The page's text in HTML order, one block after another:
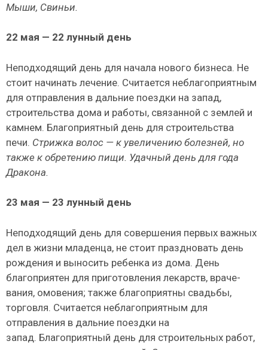
Мыши, Свиньи.
22 мая — 22 лунный день
Неподходящий день для начала нового бизне­са. Не
стоит начинать лечение. Считается неблагоприятным
для отправления в дальние поездки на запад,
строительства дома и работы, связанной с землей и
камнем. Благоприятный день для строительства
печи. Стрижка волос — к увеличению болезней, но
также к обре­тению пищи. Удачный день для года
Дракона.
23 мая — 23 лунный день
Неподходящий день для совершения первых важных
дел в жизни младенца, не стоит праздно­вать день
рождения и выносить ребенка из дома. День
благоприятен для приготовления лекарств, враче­
вания, омовения; также благоприятны свадьбы,
торговля. Считается неблагоприятным для
отправления в дальние поездки на
запад. Благоприятный день для строительных работ,